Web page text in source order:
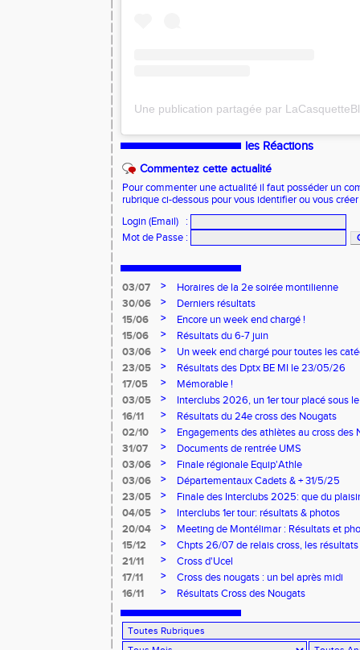
les Réactions
Commentez cette actualité
Pour commenter une actualité il faut posséder un
rubrique ci-dessous pour vous identifier ou vous
Login (Email)
:
Mot de Passe :
03/07 >
Horaires de la 2e soirée montilienne
30/06
>
Derniers résultats
15/06
>
Encore un week end chargé !
15/06
>
Résultats du 6-7 juin
03/06
>
Un week end chargé pour toutes les
23/05
>
Résultats des Dptx BE MI le 23/05/26
17/05
>
Mémorable !
03/05
>
Interclubs 2026, un 1er tour placé sous
16/11
>
Résultats du 24e cross des Nougats
02/10
>
Engagements des athlètes au cross des
31/07
>
Documents de rentrée UMS
03/06
>
Finale régionale Equip'Athle
03/06
>
Départementaux Cadets & + 31/5/25
23/05
>
Finale des Interclubs 2025: que du plaisir
04/05
>
Interclubs 1er tour: résultats & photos
20/04
>
Meeting de Montélimar : Résultats et
15/12
>
Chpts 26/07 de relais cross, les résultats
21/11
>
Cross d'Ucel
17/11
>
Cross des nougats : un bel après midi
16/11
> Résultats Cross des Nougats